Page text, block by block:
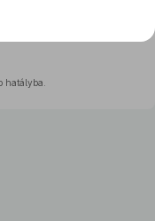
hatályba.